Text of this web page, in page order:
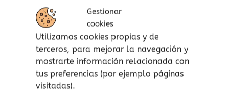
Gestionar
cookies
Utilizamos cookies propias y de
terceros, para mejorar la navegación y
mostrarte información relacionada con
tus preferencias (por ejemplo páginas
visitadas).
Alto contraste que favorece la
percepción visual y la curiosidad.
Rimas suaves para calmar y relajar a
los bebés.
Favorece el desarrollo cerebral y la
capacidad de atención.